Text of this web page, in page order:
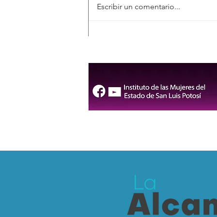
Escribir un comentario...